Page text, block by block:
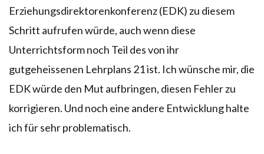
Erziehungsdirektorenkonferenz (EDK) zu diesem
Schritt aufrufen würde, auch wenn diese
Unterrichtsform noch Teil des von ihr
gutgeheissenen Lehrplans 21 ist. Ich wünsche mir, die
EDK würde den Mut aufbringen, diesen Fehler zu
korrigieren. Und noch eine andere Entwicklung halte
ich für sehr problematisch.